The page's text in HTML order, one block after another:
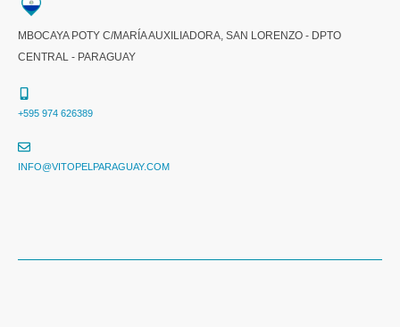
MBOCAYA POTY C/MARÍA AUXILIADORA, SAN LORENZO - DPTO
CENTRAL - PARAGUAY
+595 974 626389
INFO@VITOPELPARAGUAY.COM